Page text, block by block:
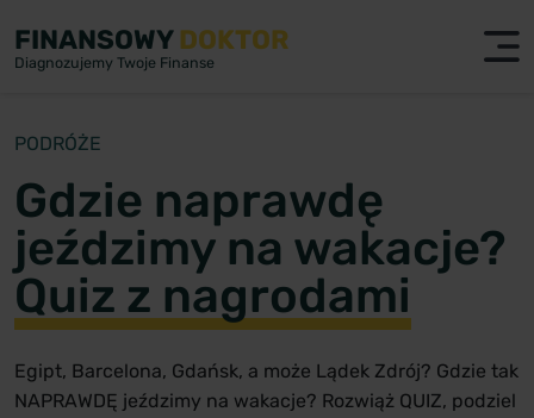
FINANSOWY DOKTOR
Diagnozujemy Twoje Finanse
PODRÓŻE
Gdzie naprawdę
jeździmy na wakacje?
Quiz z nagrodami
Egipt, Barcelona, Gdańsk, a może Lądek Zdrój? Gdzie tak
NAPRAWDĘ jeździmy na wakacje? Rozwiąż QUIZ, podziel